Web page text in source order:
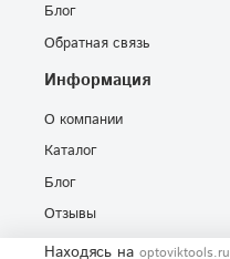
Блог
Обратная связь
Информация
О компании
Каталог
Блог
Отзывы
Находясь на optoviktools.ru